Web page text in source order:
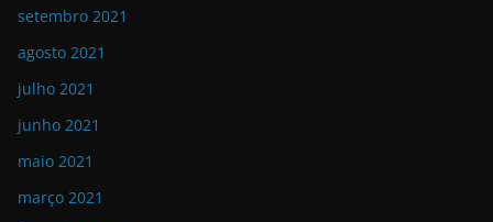
setembro 2021
agosto 2021
julho 2021
junho 2021
maio 2021
março 2021